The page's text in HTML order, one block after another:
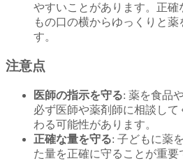
やすいことがあります。正
もの口の横からゆっくりと薬
す。
注意点
医師の指示を守る: 薬を食品
必ず医師や薬剤師に相談し
わる可能性があります。
正確な量を守る: 子どもに薬
た量を正確に守ることが重要